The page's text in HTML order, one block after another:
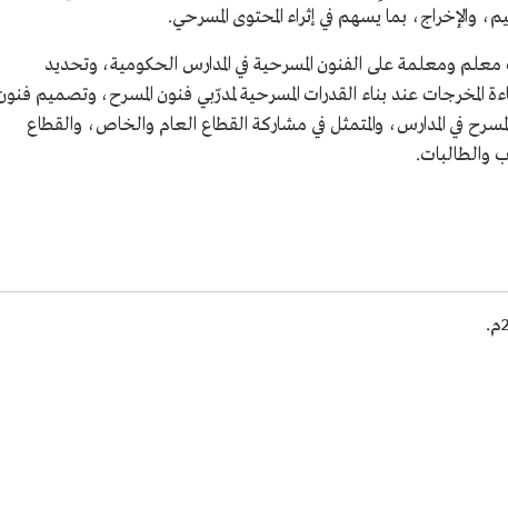
والإخراج، بما يسهم في إثراء المحتوى المسرحي.
أيضًا إلى تدريب أكثر من 25 ألف معلم ومعلمة على الفنون المسرحية في المدارس الحكومية، وتحديد
المخرجات عند بناء القدرات المسرحية لمدرّبي فنون المسرح، وتصميم
في المدارس، والمتمثل في مشاركة القطاع العام والخاص، والقطاع
والطالبات.